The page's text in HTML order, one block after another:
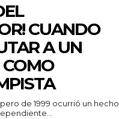
CUANDO
A UN
de 1999 ocurrió un hecho